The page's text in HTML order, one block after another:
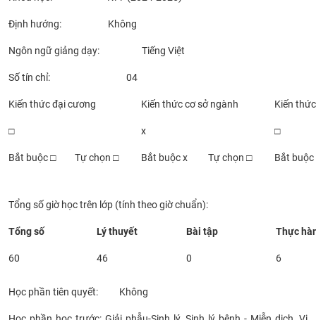
Định hướng: Không
Ngôn ngữ giảng dạy: Tiếng Việt
Số tín chỉ: 04
Kiến thức đại cương
□
Kiến thức cơ sở ngành
x
Kiến
□
Bắt buộc □ Tự chọn □ Bắt buộc x Tự chọn □ Bắt buộc
Tổng số giờ học trên lớp (tính theo giờ chuẩn):
Tổng số Lý thuyết Bài tập Thực
60 46 0 6
Học phần tiên quyết: Không